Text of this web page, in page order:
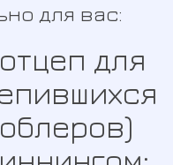
для вас:
для